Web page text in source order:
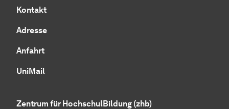
Kontakt
Adresse
Anfahrt
UniMail
Zentrum für Hoch­schul­Bil­dung (zhb)